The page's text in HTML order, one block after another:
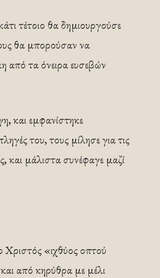
τέτοιο θα δημιουργούσε
θα μπορούσαν να
από τα όνειρα ευσεβών
και εμφανίστηκε
του, τους μίλησε για τις
και μάλιστα συνέφαγε μαζί
Χριστός «ιχθύος οπτού
από κηρύθρα με μέλι